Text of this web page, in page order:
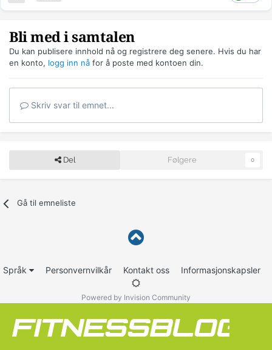
Bli med i samtalen
Du kan publisere innhold nå og registrere deg senere. Hvis du har
en konto, logg inn nå for å poste med kontoen din.
Skriv svar til emnet...
Del Følgere 0
Gå til emneliste
Språk Personvernvilkår Kontakt oss Informasjonskapsler
Powered by Invision Community